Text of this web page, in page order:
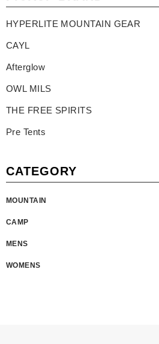
HYPERLITE MOUNTAIN GEAR
CAYL
Afterglow
OWL MILS
THE FREE SPIRITS
Pre Tents
CATEGORY
MOUNTAIN
CAMP
MENS
WOMENS